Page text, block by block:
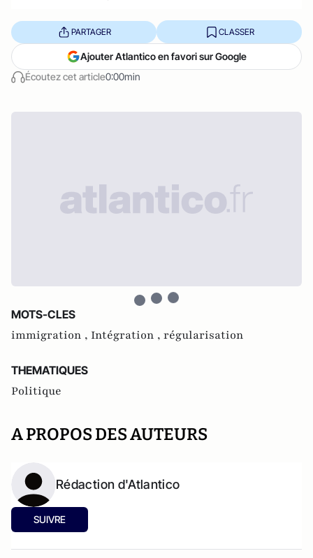
Écoutez cet article0:00min
PARTAGER CLASSER
Ajouter Atlantico en favori sur Google
MOTS-CLES
immigration , Intégration , régularisation
THEMATIQUES
Politique
A PROPOS DES AUTEURS
Rédaction d'Atlantico
SUIVRE